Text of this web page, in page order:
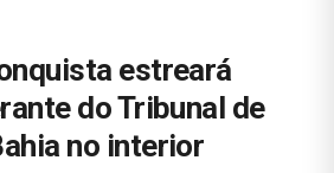
estreará
do Tribunal de
no interior